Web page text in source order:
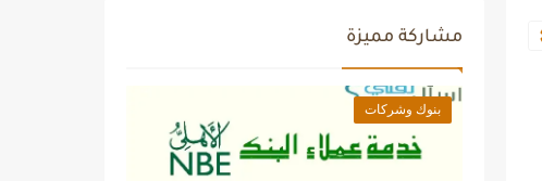
مشاركة مميزة
بنوك وشركات